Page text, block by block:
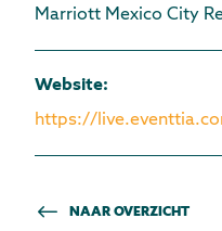
Marriott Mexico City
Website:
https://
NAAR OVERZICHT